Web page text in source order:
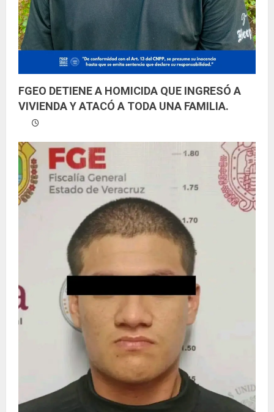
FGEO DETIENE A HOMICIDA QUE INGRESÓ A
VIVIENDA Y ATACÓ A TODA UNA FAMILIA.